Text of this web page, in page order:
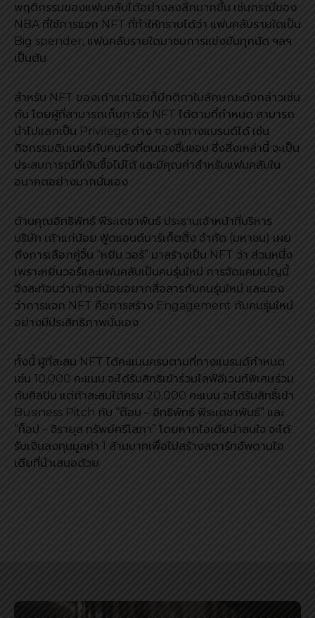
พฤติกรรมของแฟนคลับได้อย่างลงลึกมากขึ้น เช่นกรณีของ
NBA ที่ใช้การแจก NFT ที่ทำให้ทราบได้ว่า แฟนคลับรายใดเป็น
Big spender, แฟนคลับรายใดมาชมการแข่งขันทุกนัด ฯลฯ
เป็นต้น
สำหรับ NFT ของเถ้าแก่น้อยก็มีกติกาในลักษณะดังกล่าวเช่น
กัน โดยผู้ที่สามารถเก็บการ์ด NFT ได้ตามที่กำหนด สามารถ
นำไปแลกเป็น Privilege ต่าง ๆ จากทางแบรนด์ได้ เช่น
กิจกรรมดินเนอร์กับคนดังที่ตนเองชื่นชอบ ซึ่งสิ่งเหล่านี้ จะเป็น
ประสบการณ์ที่เงินซื้อไม่ได้ และมีคุณค่าสำหรับแฟนคลับใน
อนาคตอย่างมากนั่นเอง
ด้านคุณอิทธิพัทธ์ พีระเดชาพันธ์ ประธานเจ้าหน้าที่บริหาร
บริษัท เถ้าแก่น้อย ฟู้ดแอนด์มาร์เก็ตติ้ง จำกัด (มหาชน) เผย
ถึงการเลือกคู่จิ้น “หยิ่น วอร์” มาสร้างเป็น NFT ว่า ส่วนหนึ่ง
เพราะหยิ่นวอร์และแฟนคลับเป็นคนรุ่นใหม่ การจัดแคมเปญนี้
จึงสะท้อนว่าเถ้าแก่น้อยอยากสื่อสารกับคนรุ่นใหม่ และมอง
ว่าการแจก NFT คือการสร้าง Engagement กับคนรุ่นใหม่
อย่างมีประสิทธิภาพนั่นเอง
ทั้งนี้ ผู้ที่สะสม NFT ได้คะแนนครบตามที่ทางแบรนด์กำหนด
เช่น 10,000 คะแนน จะได้รับสิทธิเข้าร่วมไลฟ์อีเวนท์พิเศษร่วม
กับศิลปิน แต่ถ้าสะสมได้ครบ 20,000 คะแนน จะได้รับสิทธิ์เข้า
Business Pitch กับ “ต๊อบ – อิทธิพัทธ์ พีระเดชาพันธ์” และ
“ท็อป – จิรายุส ทรัพย์ศรีโสภา” โดยหากไอเดียน่าสนใจ จะได้
รับเงินลงทุนมูลค่า 1 ล้านบาทเพื่อไปสร้างสตาร์ทอัพตามไอ
เดียที่นำเสนอด้วย